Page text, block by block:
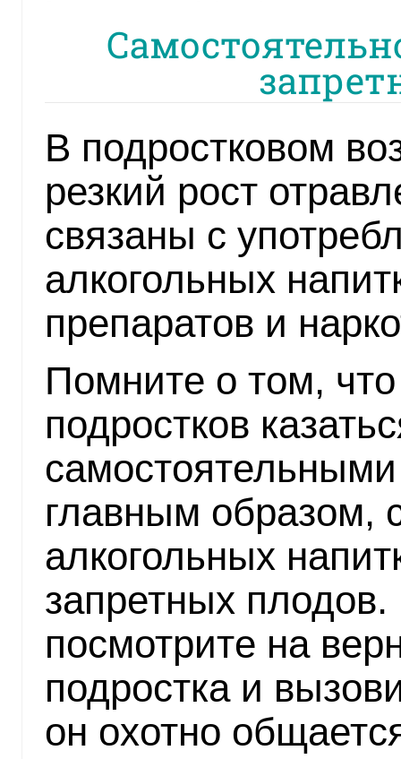
В подростковом
резкий рост
связаны с
алкогольных
препаратов и
Помните о том,
подростков
главным образом,
алкогольных
запретных
посмотрите на
подростка и
он охотно